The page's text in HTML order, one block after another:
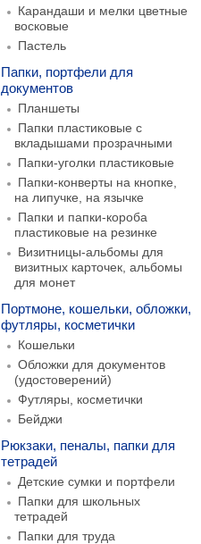
Карандаши и мелки цветные
восковые
Пастель
Папки, портфели для
документов
Планшеты
Папки пластиковые с
вкладышами прозрачными
Папки-уголки пластиковые
Папки-конверты на кнопке,
на липучке, на язычке
Папки и папки-короба
пластиковые на резинке
Визитницы-альбомы для
визитных карточек, альбомы
для монет
Портмоне, кошельки, обложки,
футляры, косметички
Кошельки
Обложки для документов
(удостоверений)
Футляры, косметички
Бейджи
Рюкзаки, пеналы, папки для
тетрадей
Детские сумки и портфели
Папки для школьных
тетрадей
Папки для труда